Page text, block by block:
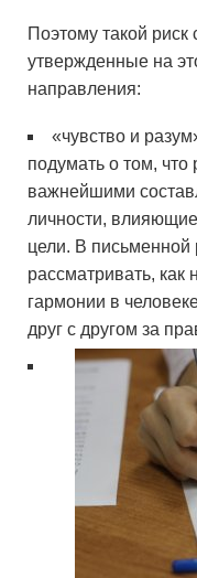
Поэтому такой
утвержденные на
направления:
«чувство и
подумать о том, что
важнейшими
личности,
цели. В письменной
рассматривать,
гармонии в
друг с другом за